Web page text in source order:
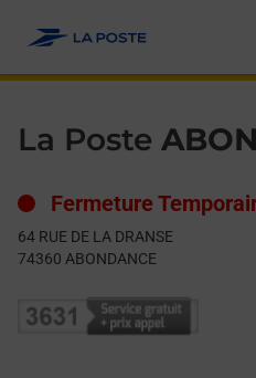
La Poste
Fermeture
64 RUE DE LA DRANSE
74360 ABONDANCE